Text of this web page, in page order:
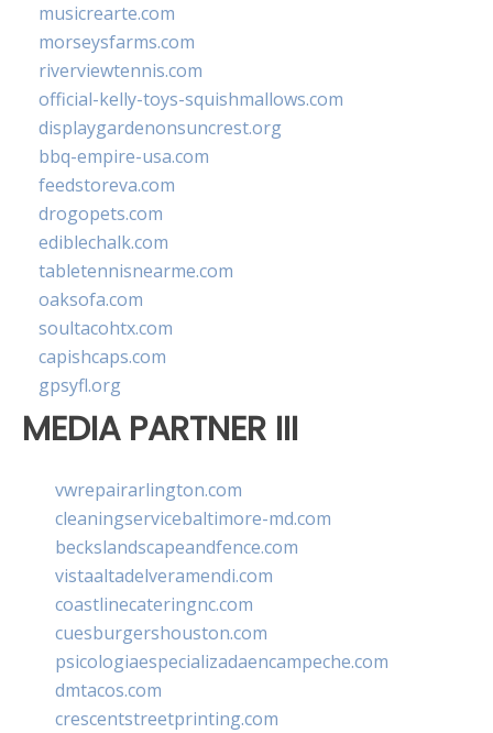
musicrearte.com
morseysfarms.com
riverviewtennis.com
official-kelly-toys-squishmallows.com
displaygardenonsuncrest.org
bbq-empire-usa.com
feedstoreva.com
drogopets.com
ediblechalk.com
tabletennisnearme.com
oaksofa.com
soultacohtx.com
capishcaps.com
gpsyfl.org
MEDIA PARTNER III
vwrepairarlington.com
cleaningservicebaltimore-md.com
beckslandscapeandfence.com
vistaaltadelveramendi.com
coastlinecateringnc.com
cuesburgershouston.com
psicologiaespecializadaencampeche.com
dmtacos.com
crescentstreetprinting.com